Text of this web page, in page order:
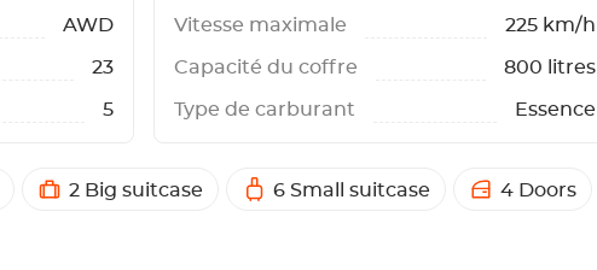
AWD
23
5
Vitesse maximale 225 km/h
Capacité du coffre 800 litres
Type de carburant Essence
2 Big suitcase 6 Small suitcase 4 Doors